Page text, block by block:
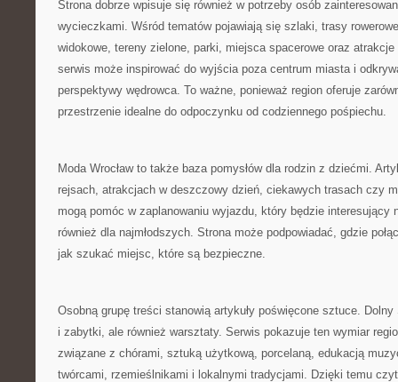
Strona dobrze wpisuje się również w potrzeby osób
wycieczkami. Wśród tematów pojawiają się szlaki, trasy
widokowe, tereny zielone, parki, miejsca spacerowe oraz
serwis może inspirować do wyjścia poza centrum miasta i
perspektywy wędrowca. To ważne, ponieważ region oferuje
przestrzenie idealne do odpoczynku od codziennego pośpiechu.
Moda Wrocław to także baza pomysłów dla rodzin z dziećmi.
rejsach, atrakcjach w deszczowy dzień, ciekawych trasach czy
mogą pomóc w zaplanowaniu wyjazdu, który będzie interesujący
również dla najmłodszych. Strona może podpowiadać, gdzie
jak szukać miejsc, które są bezpieczne.
Osobną grupę treści stanowią artykuły poświęcone sztuce.
i zabytki, ale również warsztaty. Serwis pokazuje ten wymiar
związane z chórami, sztuką użytkową, porcelaną, edukacją
twórcami, rzemieślnikami i lokalnymi tradycjami. Dzięki temu